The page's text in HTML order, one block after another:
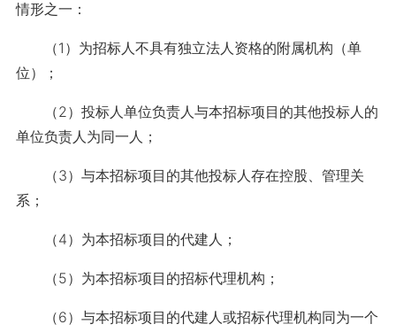
情形之一：
（1）为招标人不具有独立法人资格的附属机构（单
位）；
（2）投标人单位负责人与本招标项目的其他投标人的
单位负责人为同一人；
（3）与本招标项目的其他投标人存在控股、管理关
系；
（4）为本招标项目的代建人；
（5）为本招标项目的招标代理机构；
（6）与本招标项目的代建人或招标代理机构同为一个